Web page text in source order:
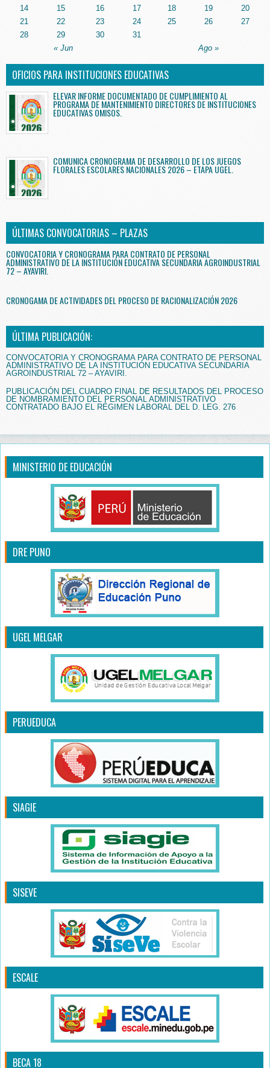
« Jun Ago »
14
15 16 17 18 19
20
21
22 23 24 25 26
27
28
29 30 31
OFICIOS PARA INSTITUCIONES EDUCATIVAS
ELEVAR INFORME DOCUMENTADO DE CUMPLIMIENTO AL
PROGRAMA DE MANTENIMIENTO DIRECTORES DE INSTITUCIONES
EDUCATIVAS OMISOS.
COMUNICA CRONOGRAMA DE DESARROLLO DE LOS JUEGOS
FLORALES ESCOLARES NACIONALES 2026 – ETAPA UGEL.
ÚLTIMAS CONVOCATORIAS – PLAZAS
CONVOCATORIA Y CRONOGRAMA PARA CONTRATO DE PERSONAL
ADMINISTRATIVO DE LA INSTITUCIÓN EDUCATIVA SECUNDARIA AGROINDUSTRIAL
72 – AYAVIRI.
CRONOGAMA DE ACTIVIDADES DEL PROCESO DE RACIONALIZACIÓN 2026
ÚLTIMA PUBLICACIÓN:
CONVOCATORIA Y CRONOGRAMA PARA CONTRATO DE PERSONAL
ADMINISTRATIVO DE LA INSTITUCIÓN EDUCATIVA SECUNDARIA
AGROINDUSTRIAL 72 – AYAVIRI.
PUBLICACIÓN DEL CUADRO FINAL DE RESULTADOS DEL PROCESO
DE NOMBRAMIENTO DEL PERSONAL ADMINISTRATIVO
CONTRATADO BAJO EL RÉGIMEN LABORAL DEL D. LEG. 276
MINISTERIO DE EDUCACIÓN
DRE PUNO
UGEL MELGAR
PERUEDUCA
SIAGIE
SISEVE
ESCALE
BECA 18